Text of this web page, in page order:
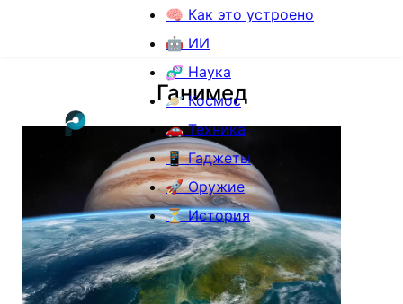
🧠 Как это устроено
🤖 ИИ
🧬 Наука
🪐 Космос
🚗 Техника
📱 Гаджеты
🚀 Оружие
⏳ История
Ганимед